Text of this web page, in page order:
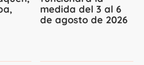
medida del 3 al 6
de agosto de 2026